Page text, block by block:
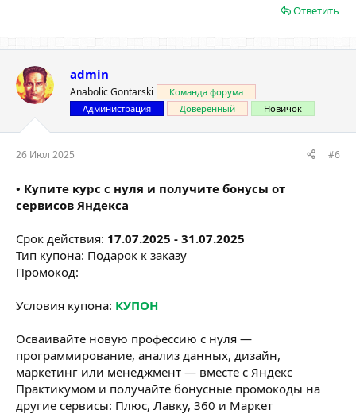
Ответить
admin
Anabolic Gontarski
Команда форума
Администрация
Доверенный Новичок
26 Июл 2025 #6
• Купите курс с нуля и получите бонусы от
сервисов Яндекса
Срок действия: 17.07.2025 - 31.07.2025
Тип купона: Подарок к заказу
Промокод:
Условия купона: КУПОН
Осваивайте новую профессию с нуля —
программирование, анализ данных, дизайн,
маркетинг или менеджмент — вместе с Яндекс
Практикумом и получайте бонусные промокоды на
другие сервисы: Плюс, Лавку, 360 и Маркет